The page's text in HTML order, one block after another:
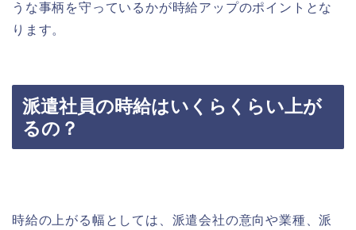
うな事柄を守っているかが時給アップのポイントとな
ります。
派遣社員の時給はいくらくらい上が
るの？
時給の上がる幅としては、派遣会社の意向や業種、派